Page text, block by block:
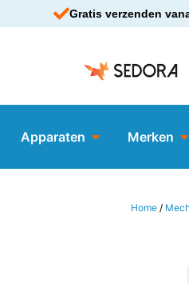
Gratis verzenden
Apparaten Merken
Home /